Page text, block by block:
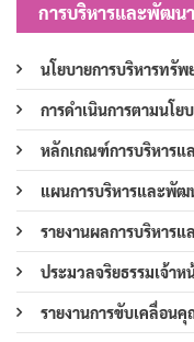
การบริหารและพัฒน
นโยบายการบริหารทรั
การดำเนินการตามนโ
หลักเกณฑ์การบริหาร
แผนการบริหารและพั
รายงานผลการบริหาร
ประมวลจริยธรรมเจ้าห
รายงานการขับเคลื่อน